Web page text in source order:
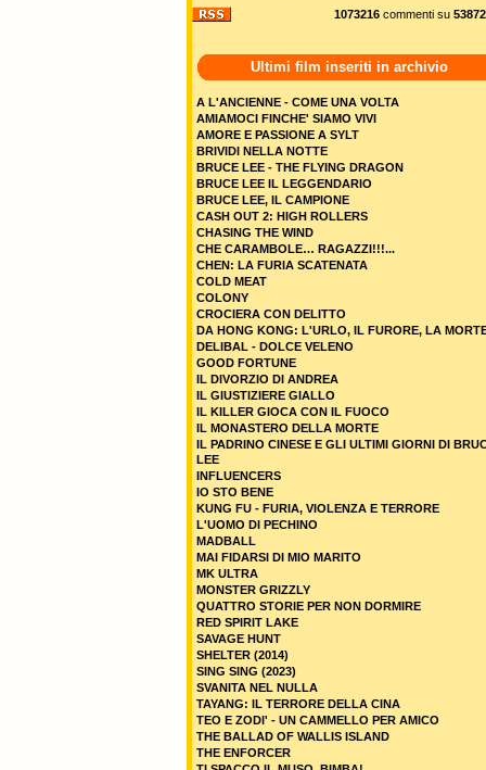
1073216 commenti su 53872
Ultimi film inseriti in archivio
A L'ANCIENNE - COME UNA VOLTA
AMIAMOCI FINCHE' SIAMO VIVI
AMORE E PASSIONE A SYLT
BRIVIDI NELLA NOTTE
BRUCE LEE - THE FLYING DRAGON
BRUCE LEE IL LEGGENDARIO
BRUCE LEE, IL CAMPIONE
CASH OUT 2: HIGH ROLLERS
CHASING THE WIND
CHE CARAMBOLE… RAGAZZI!!!...
CHEN: LA FURIA SCATENATA
COLD MEAT
COLONY
CROCIERA CON DELITTO
DA HONG KONG: L'URLO, IL FURORE, LA
DELIBAL - DOLCE VELENO
GOOD FORTUNE
IL DIVORZIO DI ANDREA
IL GIUSTIZIERE GIALLO
IL KILLER GIOCA CON IL FUOCO
IL MONASTERO DELLA MORTE
IL PADRINO CINESE E GLI ULTIMI GIORNI DI
LEE
INFLUENCERS
IO STO BENE
KUNG FU - FURIA, VIOLENZA E TERRORE
L'UOMO DI PECHINO
MADBALL
MAI FIDARSI DI MIO MARITO
MK ULTRA
MONSTER GRIZZLY
QUATTRO STORIE PER NON DORMIRE
RED SPIRIT LAKE
SAVAGE HUNT
SHELTER (2014)
SING SING (2023)
SVANITA NEL NULLA
TAYANG: IL TERRORE DELLA CINA
TEO E ZODI' - UN CAMMELLO PER AMICO
THE BALLAD OF WALLIS ISLAND
THE ENFORCER